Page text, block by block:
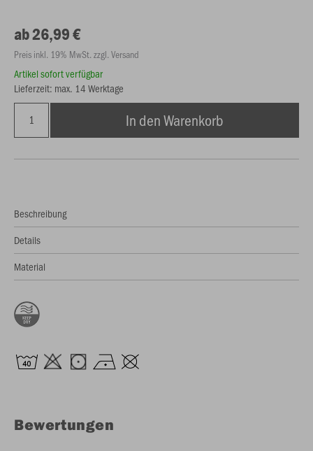
ab 26,99 €
Preis inkl. 19% MwSt. zzgl. Versand
Artikel sofort verfügbar
Lieferzeit: max. 14 Werktage
In den Warenkorb
Beschreibung
Details
Material
Bewertungen